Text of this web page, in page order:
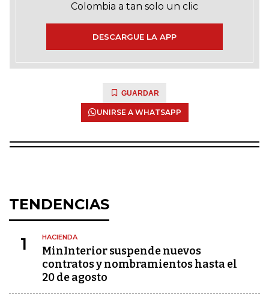
Colombia a tan solo un clic
DESCARGUE LA APP
GUARDAR
UNIRSE A WHATSAPP
TENDENCIAS
1 HACIENDA
MinInterior suspende nuevos
contratos y nombramientos hasta el
20 de agosto